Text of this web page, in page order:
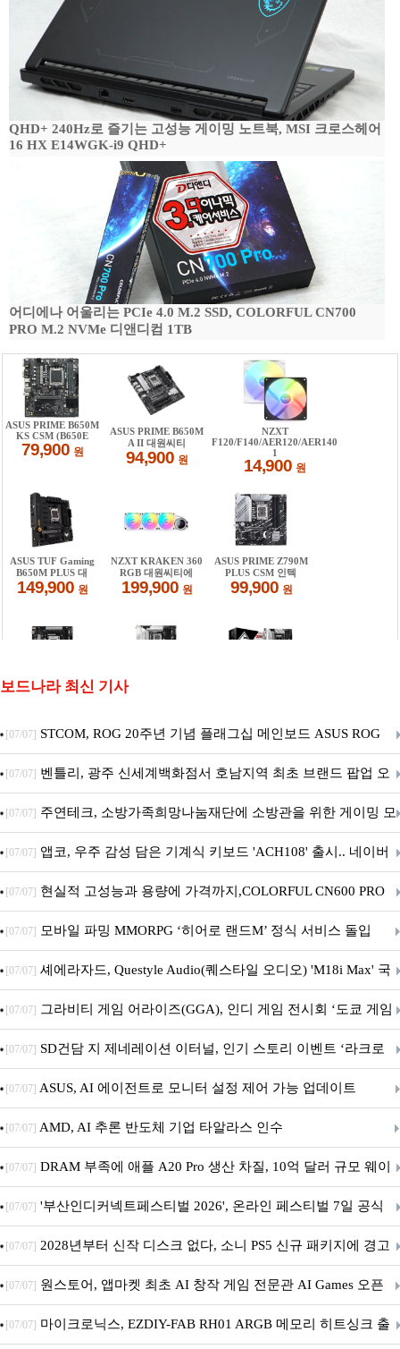
QHD+ 240Hz로 즐기는 고성능 게이밍 노트북, MSI 크로스헤어
16 HX E14WGK-i9 QHD+
어디에나 어울리는 PCIe 4.0 M.2 SSD, COLORFUL CN700
PRO M.2 NVMe 디앤디컴 1TB
보드나라 최신 기사
[07/07] STCOM, ROG 20주년 기념 플래그십 메인보드 ASUS ROG
Crosshair X870E EDITION 20 국내 출시 예정
[07/07] 벤틀리, 광주 신세계백화점서 호남지역 최초 브랜드 팝업 오
픈
[07/07] 주연테크, 소방가족희망나눔재단에 소방관을 위한 게이밍 모
니터·스마트 펫 침대 기부
[07/07] 앱코, 우주 감성 담은 기계식 키보드 'ACH108' 출시.. 네이버
브랜드데이 기획전 진행
[07/07] 현실적 고성능과 용량에 가격까지,COLORFUL CN600 PRO
M.2 NVMe 디앤디컴 1TB
[07/07] 모바일 파밍 MMORPG ‘히어로 랜드M’ 정식 서비스 돌입
[07/07] 셰에라자드, Questyle Audio(퀘스타일 오디오) 'M18i Max' 국
내 정식 출시
[07/07] 그라비티 게임 어라이즈(GGA), 인디 게임 전시회 ‘도쿄 게임
던전 13’ 참가!
[07/07] SD건담 지 제네레이션 이터널, 인기 스토리 이벤트 ‘라크로
아의 용사’ 재개최 및 풍성한 기념 이벤트 실시!
[07/07] ASUS, AI 에이전트로 모니터 설정 제어 가능 업데이트
[07/07] AMD, AI 추론 반도체 기업 타알라스 인수
[07/07] DRAM 부족에 애플 A20 Pro 생산 차질, 10억 달러 규모 웨이
퍼 대기
[07/07] '부산인디커넥트페스티벌 2026', 온라인 페스티벌 7일 공식
개막... 22일간 진행
[07/07] 2028년부터 신작 디스크 없다, 소니 PS5 신규 패키지에 경고
문 추가
[07/07] 원스토어, 앱마켓 최초 AI 창작 게임 전문관 AI Games 오픈
[07/07] 마이크로닉스, EZDIY-FAB RH01 ARGB 메모리 히트싱크 출